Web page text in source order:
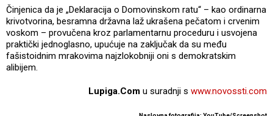
Činjenica da je „Deklaracija o Domovinskom ratu“ – kao ordinarna
krivotvorina, besramna državna laž ukrašena pečatom i crvenim
voskom – provučena kroz parlamentarnu proceduru i usvojena
praktički jednoglasno, upućuje na zaključak da su među
fašistoidnim mrakovima najzlokobniji oni s demokratskim
alibijem.
Lupiga.Com u suradnji s www.novossti.com